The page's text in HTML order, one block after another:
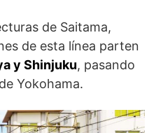
de Saitama,
de esta línea parten
y Shinjuku, pasando
Yokohama.